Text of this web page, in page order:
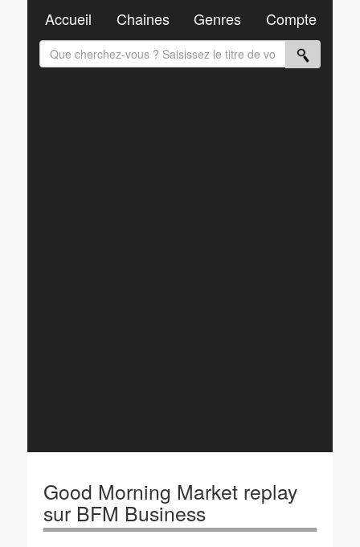
Good Morning Market replay
sur BFM Business
Accueil Chaines Genres Compte